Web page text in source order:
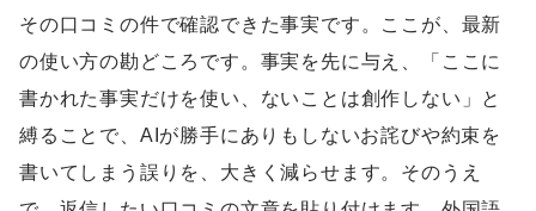
その口コミの件で確認できた事実です。ここが、最新
の使い方の勘どころです。事実を先に与え、「ここに
書かれた事実だけを使い、ないことは創作しない」と
縛ることで、AIが勝手にありもしないお詫びや約束を
書いてしまう誤りを、大きく減らせます。そのうえ